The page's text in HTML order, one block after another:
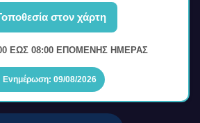
στον χάρτη
ΕΩΣ 08:00 ΕΠΟΜΕΝΗΣ ΗΜΕΡΑΣ
Ενημέρωση: 09/08/2026